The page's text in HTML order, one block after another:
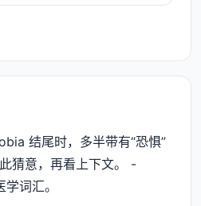
结尾时，多半带有“恐惧”
猜意，再看上下文。 -
词汇。